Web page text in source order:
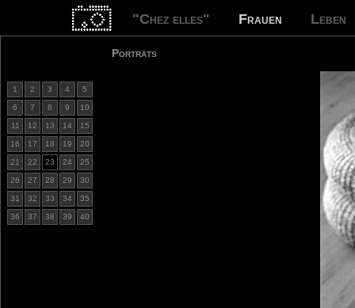
"Chez elles" Frauen Leben
Porträts
1 2 3 4 5
6 7 8 9 10
11 12 13 14 15
16 17 18 19 20
21 22 23 24 25
26 27 28 29 30
31 32 33 34 35
36 37 38 39 40